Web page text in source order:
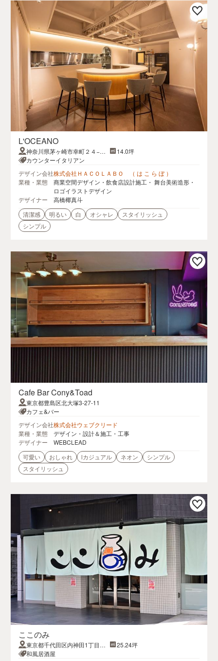
L'OCEANO
神奈川県茅ヶ崎市幸町２４−１
１ サザンコート9 2F
14.0坪
カウンターイタリアン
デザイン会社株式会社ＨＡＣＯＬＡＢＯ （ は こ ら ぼ ）
業種・業態
商業空間デザイン・飲食店設計施工・ 舞台美術造形・
ロゴイラストデザイン
デザイナー
高橋椰真斗
清潔感
明るい 白 オシャレ
スタイリッシュ
シンプル
Cafe Bar Cony&Toad
東京都豊島区北大塚3-27-11
カフェ&バー
デザイン会社株式会社ウェブクリード
業種・業態
デザイン・設計＆施工・工事
デザイナー
WEBCLEAD
可愛い
おしゃれ lカジュアル ネオン
シンプル
スタイリッシュ
ここのみ
東京都千代田区内神田1丁目15
−7いちご大手町ノースビル 1階
25.24坪
和風居酒屋